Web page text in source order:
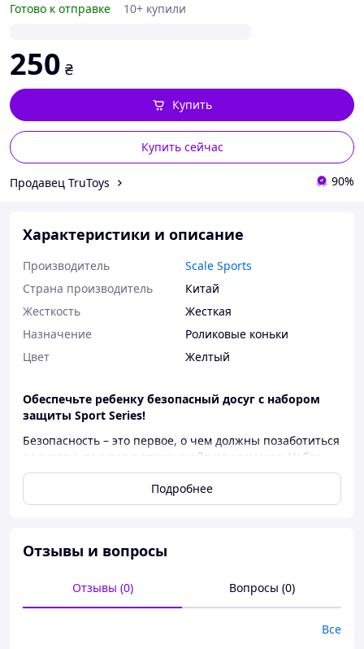
Готово к отправке
10+ купили
250 ₴
Купить сейчас
Купить
Продавец TruToys 90%
Характеристики и описание
Производитель
Scale Sports
Страна производитель
Китай
Жесткость
Жесткая
Назначение
Роликовые коньки
Цвет
Желтый
Обеспечьте ребенку безопасный досуг с набором
защиты Sport Series!
Безопасность – это первое, о чем должны позаботиться
родители, покупая ролики, скейт или самокат. Набор
защитыSport Seriesс узнаваемым дизайном
(звездочки на накладках) разработан специально для
детей и подростков. Он сочетает в себе высокую
Входящий в комплект:
Наколенники(2 шт) — надежная защита колен
при падениях вперед.
Подробнее
Отзывы и вопросы
Отзывы (0) Вопросы (0)
Все